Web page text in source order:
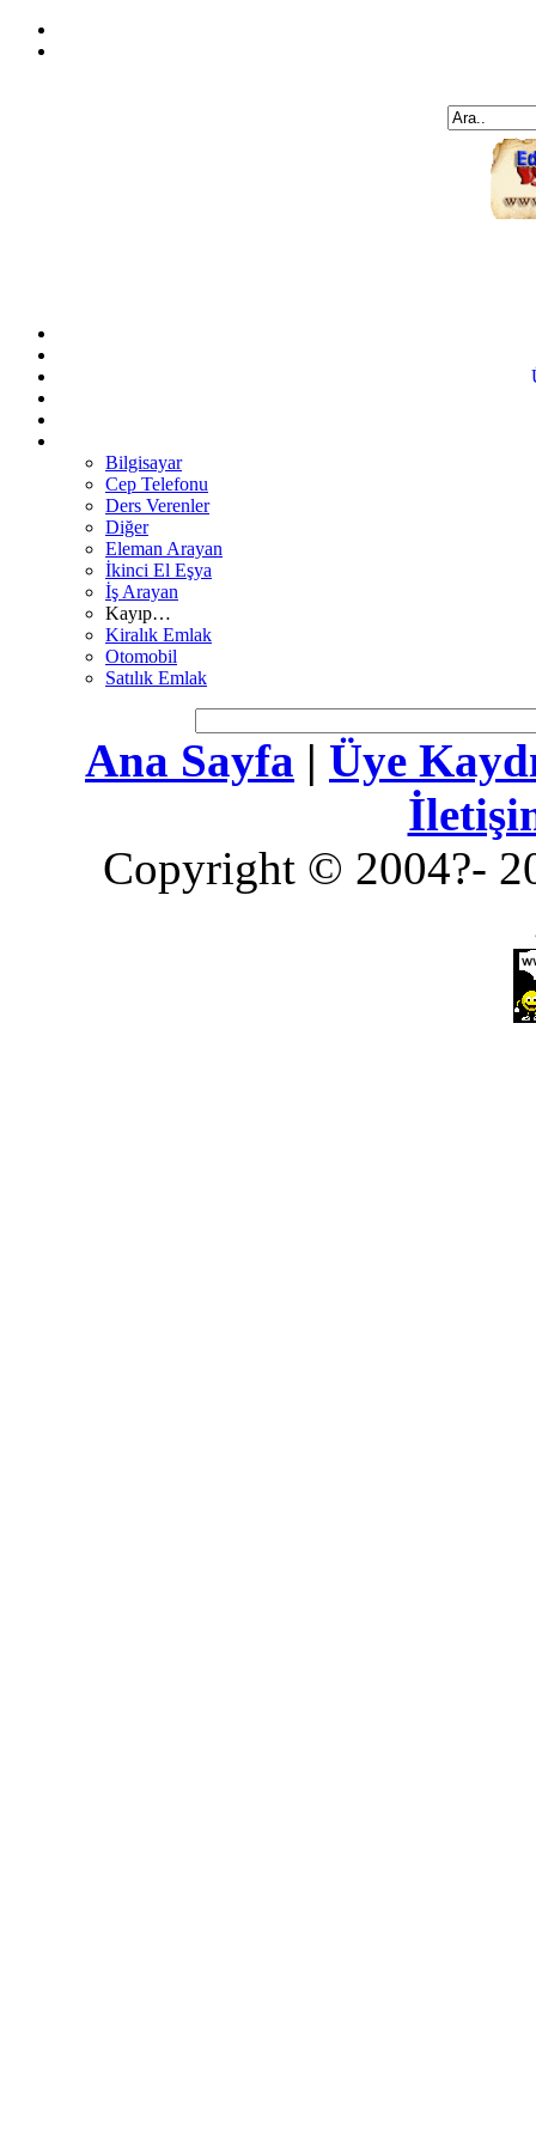
Bilgisayar
Cep Telefonu
Ders Verenler
Diğer
Eleman Arayan
İkinci El Eşya
İş Arayan
Kayıp…
Kiralık Emlak
Otomobil
Satılık Emlak
Ana Sayfa | Üye
Copyright © 2004?-